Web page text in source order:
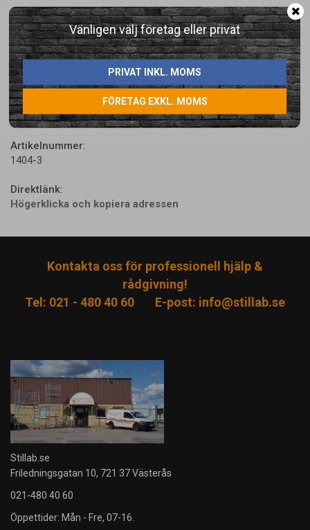
Vänligen välj företag eller privat
PRIVAT INKL. MOMS
FÖRETAG EXKL. MOMS
LÄGG I ÖNSKELISTA
Artikelnummer:
1404-3
Direktlänk:
Högerklicka och kopiera adressen
Kontakta oss för professionell hjälp &
rådgivning!
Tel: 021 - 480 40 60
E-post: info@stillab.se
Stillab.se
Friledningsgatan 10, 721 37 Västerås
021-480 40 60
Öppettider: Mån - Fre, 07-16.